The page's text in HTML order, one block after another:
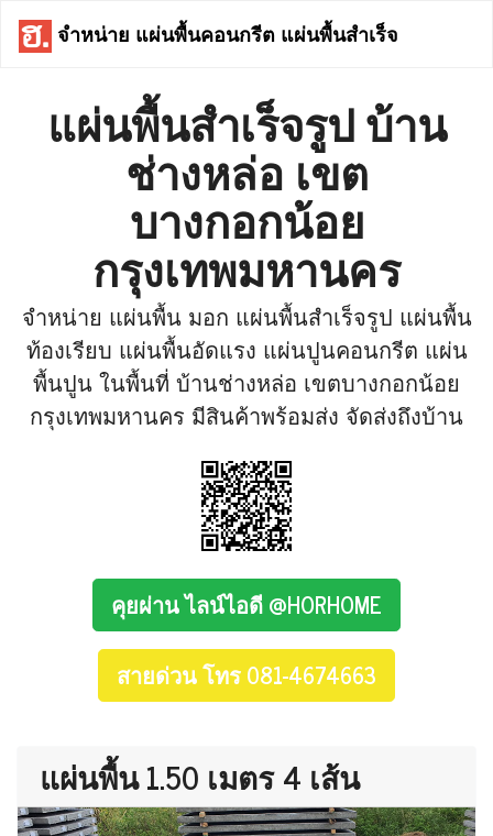
จำหน่าย แผ่นพื้นคอนกรีต แผ่นพื้นสำเร็จ
แผ่นพื้นสำเร็จรูป บ้าน
ช่างหล่อ เขต
บางกอกน้อย
กรุงเทพมหานคร
จำหน่าย แผ่นพื้น มอก แผ่นพื้นสำเร็จรูป แผ่นพื้น
ท้องเรียบ แผ่นพื้นอัดแรง แผ่นปูนคอนกรีต แผ่น
พื้นปูน ในพื้นที่ บ้านช่างหล่อ เขตบางกอกน้อย
กรุงเทพมหานคร มีสินค้าพร้อมส่ง จัดส่งถึงบ้าน
คุยผ่าน ไลน์ไอดี @HORHOME
สายด่วน โทร 081-4674663
แผ่นพื้น 1.50 เมตร 4 เส้น